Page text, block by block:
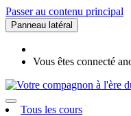
Passer au contenu principal
Panneau latéral
Vous êtes connecté
Tous les cours